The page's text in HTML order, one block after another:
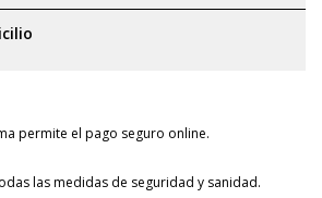
permite el pago seguro online.
las medidas de seguridad y sanidad.